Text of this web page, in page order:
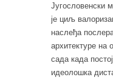
Југословенски
је циљ
наслеђа
архитектуре на
сада када
идеолошка